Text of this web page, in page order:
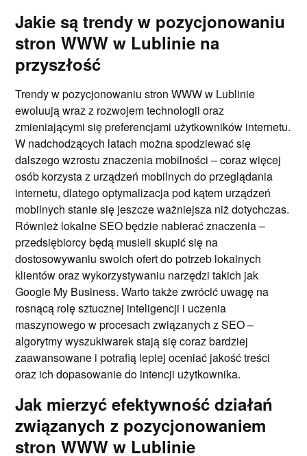
Jakie są trendy w pozycjonowaniu
stron WWW w Lublinie na
przyszłość
Trendy w pozycjonowaniu stron WWW w Lublinie
ewoluują wraz z rozwojem technologii oraz
zmieniającymi się preferencjami użytkowników internetu.
W nadchodzących latach można spodziewać się
dalszego wzrostu znaczenia mobilności – coraz więcej
osób korzysta z urządzeń mobilnych do przeglądania
internetu, dlatego optymalizacja pod kątem urządzeń
mobilnych stanie się jeszcze ważniejsza niż dotychczas.
Również lokalne SEO będzie nabierać znaczenia –
przedsiębiorcy będą musieli skupić się na
dostosowywaniu swoich ofert do potrzeb lokalnych
klientów oraz wykorzystywaniu narzędzi takich jak
Google My Business. Warto także zwrócić uwagę na
rosnącą rolę sztucznej inteligencji i uczenia
maszynowego w procesach związanych z SEO –
algorytmy wyszukiwarek stają się coraz bardziej
zaawansowane i potrafią lepiej oceniać jakość treści
oraz ich dopasowanie do intencji użytkownika.
Jak mierzyć efektywność działań
związanych z pozycjonowaniem
stron WWW w Lublinie